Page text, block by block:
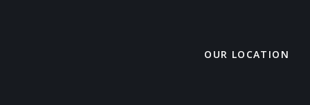
OUR LOCATION